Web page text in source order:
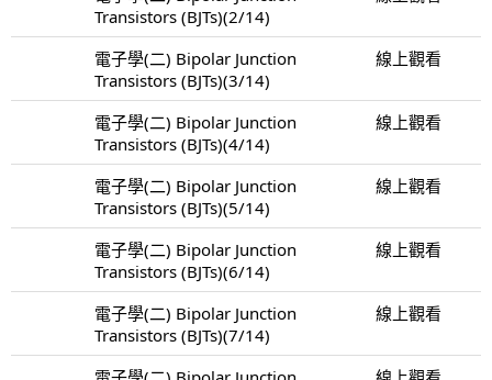
Transistors (BJTs)(2/14)
電子學(二) Bipolar Junction
Transistors (BJTs)(3/14)
線上觀看
電子學(二) Bipolar Junction
Transistors (BJTs)(4/14)
線上觀看
電子學(二) Bipolar Junction
Transistors (BJTs)(5/14)
線上觀看
電子學(二) Bipolar Junction
Transistors (BJTs)(6/14)
線上觀看
電子學(二) Bipolar Junction
Transistors (BJTs)(7/14)
線上觀看